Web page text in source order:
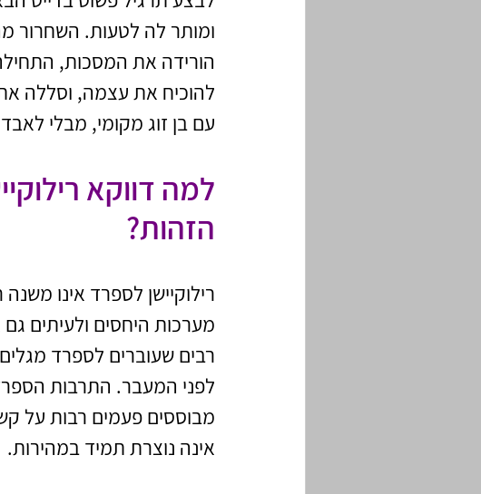
ומותר לה לטעות. השחרור
הורידה את המסכות,
להוכיח את עצמה, וסללה את
עם בן זוג מקומי, מבלי
למה דווקא
הזהות?
רילוקיישן לספרד אינו
מערכות היחסים ולעיתים
רבים שעוברים לספרד
לפני המעבר. התרבות
מבוססים פעמים רבות על
אינה נוצרת תמיד במהירות.